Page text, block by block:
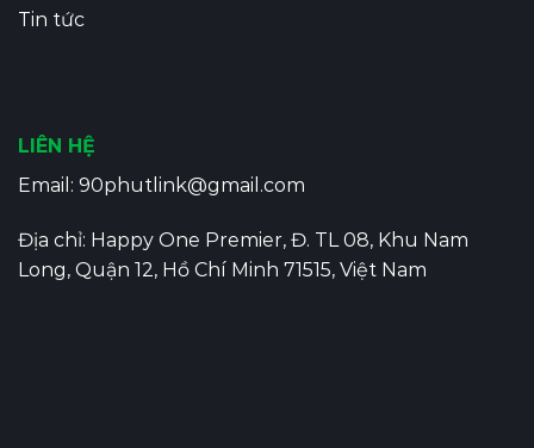
Tin tức
LIÊN HỆ
Email: 90phutlink@gmail.com
Địa chỉ: Happy One Premier, Đ. TL 08, Khu Nam
Long, Quận 12, Hồ Chí Minh 71515, Việt Nam